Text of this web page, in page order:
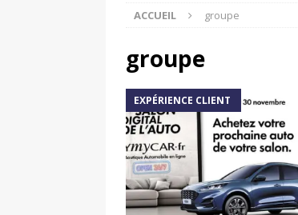
[ 12 juillet 2025 ]
[ 11 avril 2020 ]
ACCUEIL groupe
groupe
EXPÉRIENCE CLIENT